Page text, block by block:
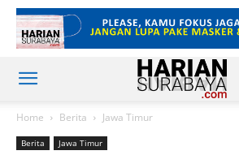
Home Berita Jawa Timur
Berita Jawa Timur